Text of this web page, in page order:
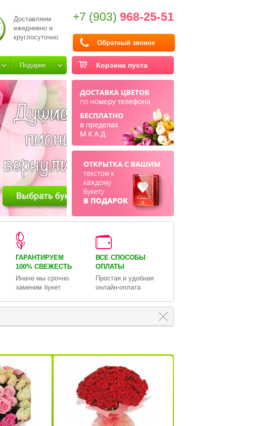
Доставляем
ежедневно и
круглосуточно
+7 (903) 968-25-51
Обратный звонок
Корзина пуста
Подарки
ГАРАНТИРУЕМ
100% СВЕЖЕСТЬ
Иначе мы срочно
заменим букет
ВСЕ СПОСОБЫ
ОПЛАТЫ
Простая и удобная
онлайн-оплата